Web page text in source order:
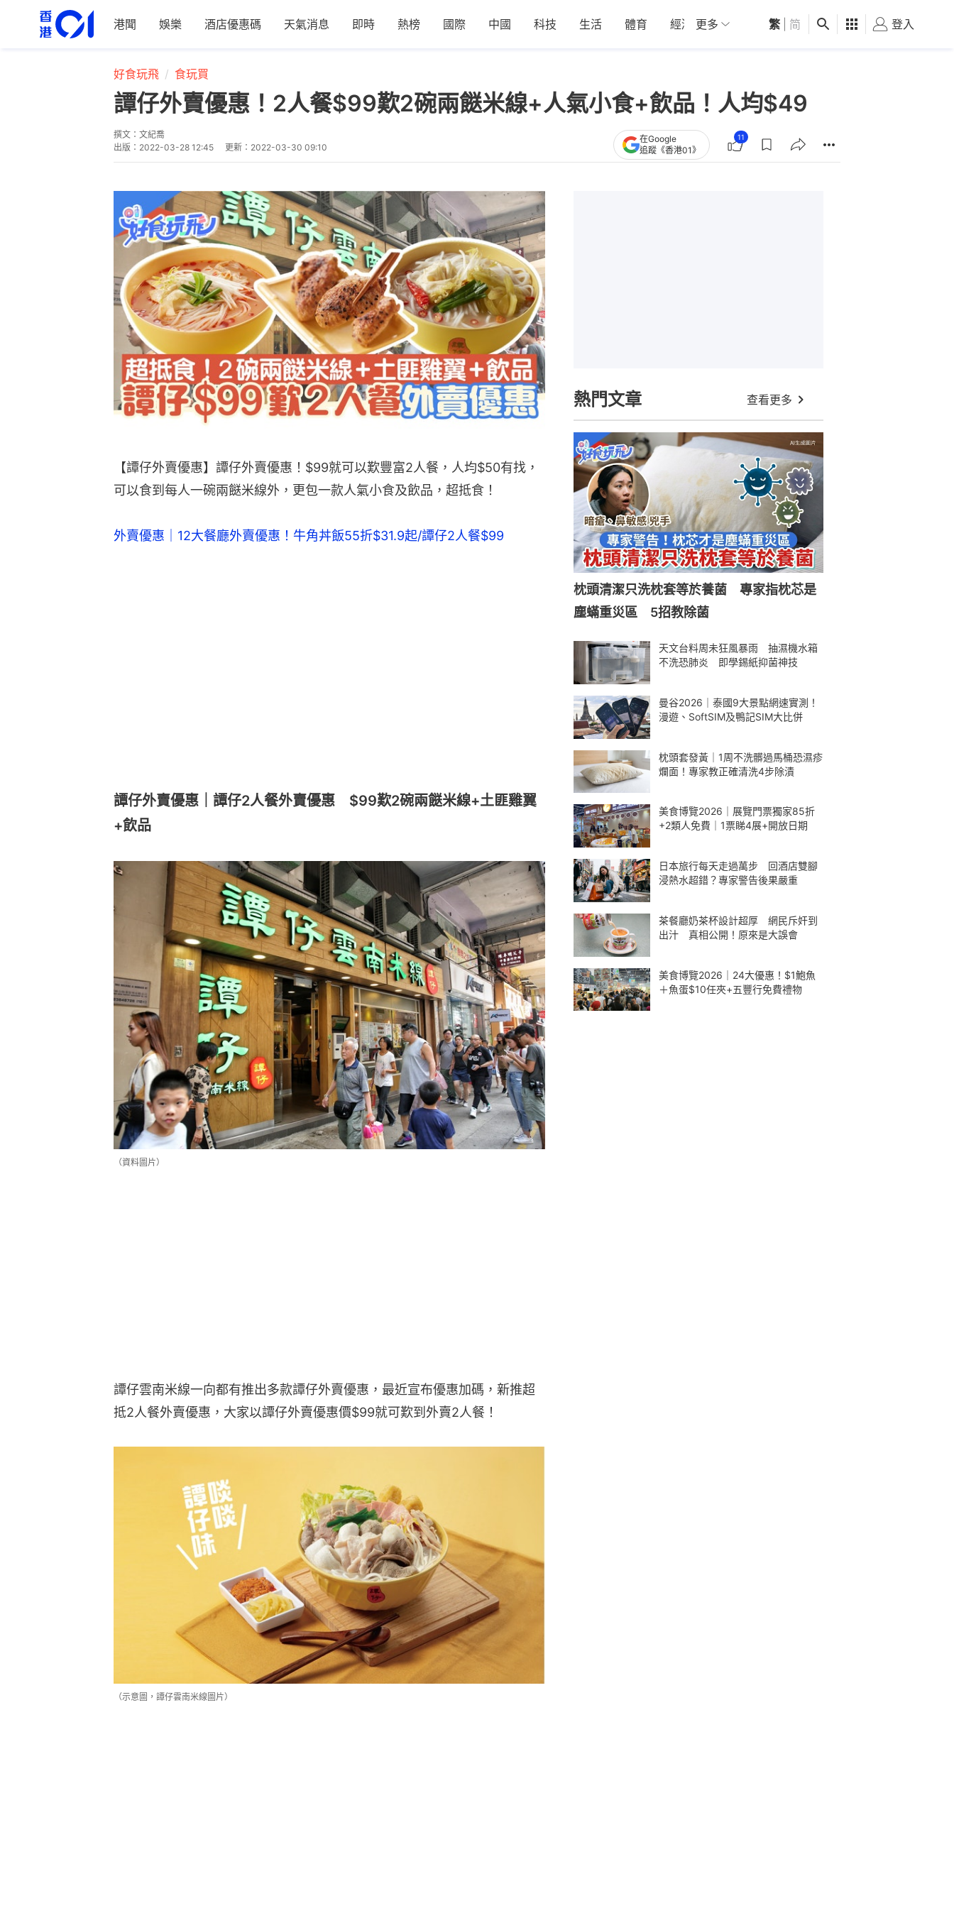
港聞 娛樂 酒店優惠碼 天氣消息 即時 熱榜 國際 中國 科技 生活 體育 經濟 01深圳 觀點 健康 好食玩飛
更多 繁 简 登入
好食玩飛 食玩買
譚仔外賣優惠！2人餐$99歎2碗兩餸米線+人氣小食+飲品！人均$49
撰文： 文紀喬
出版： 2022-03-28 12:45 更新： 2022-03-30 09:10
在Google
追蹤《香港01》
11
【譚仔外賣優惠】譚仔外賣優惠！$99就可以歎豐富2人餐，人均$50有找，
可以食到每人一碗兩餸米線外，更包一款人氣小食及飲品，超抵食！
外賣優惠｜12大餐廳外賣優惠！牛角丼飯55折$31.9起/譚仔2人餐$99
譚仔外賣優惠｜譚仔2人餐外賣優惠 $99歎2碗兩餸米線+土匪雞翼
+飲品
（資料圖片）
（示意圖，譚仔雲南米線圖片）
熱門文章 查看更多
枕頭清潔只洗枕套等於養菌 專家指枕芯是
塵蟎重災區 5招教除菌
天文台料周未狂風暴雨 抽濕機水箱
不洗恐肺炎 即學錫紙抑菌神技
曼谷2026｜泰國9大景點網速實測！
漫遊、SoftSIM及鴨記SIM大比併
枕頭套發黃｜1周不洗髒過馬桶恐濕疹
爛面！專家教正確清洗4步除漬
美食博覽2026｜展覽門票獨家85折
+2類人免費｜1票睇4展+開放日期
日本旅行每天走過萬步 回酒店雙腳
浸熱水超錯？專家警告後果嚴重
茶餐廳奶茶杯設計超厚 網民斥奸到
出汁 真相公開！原來是大誤會
美食博覽2026｜24大優惠！$1鮑魚
＋魚蛋$10任夾+五豐行免費禮物